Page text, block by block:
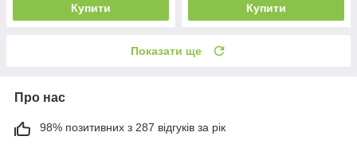
Купити Купити
Показати ще
Про нас
98% позитивних з 287 відгуків за рік